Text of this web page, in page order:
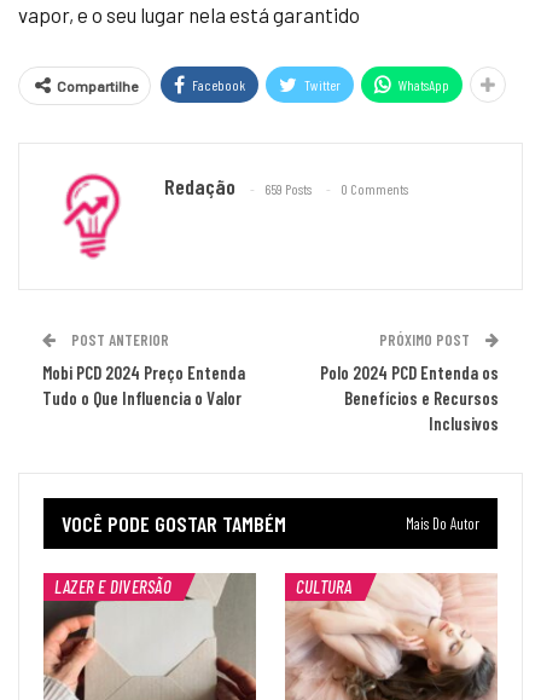
vapor, e o seu lugar nela está garantido
Compartilhe Facebook Twitter WhatsApp
Redação 659 Posts 0 Comments
POST ANTERIOR
Mobi PCD 2024 Preço Entenda
Tudo o Que Influencia o Valor
PRÓXIMO POST
Polo 2024 PCD Entenda os
Benefícios e Recursos
Inclusivos
VOCÊ PODE GOSTAR TAMBÉM Mais Do Autor
LAZER E DIVERSÃO CULTURA